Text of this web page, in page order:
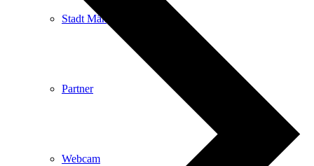
Stadt Mängelmelder
Partner
Webcam